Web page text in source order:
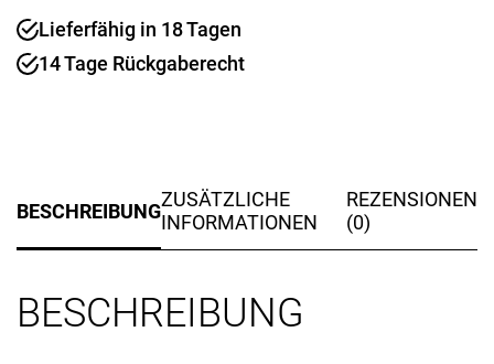
Cuisine
Menge
Lieferfähig in 18 Tagen
14 Tage Rückgaberecht
BESCHREIBUNGZUSÄTZLICHE
INFORMATIONEN
REZENSIONEN
(0)
BESCHREIBUNG